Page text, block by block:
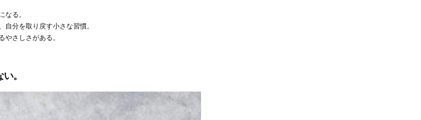
る。
分を取り戻す小さな習慣。
さしさがある。
。